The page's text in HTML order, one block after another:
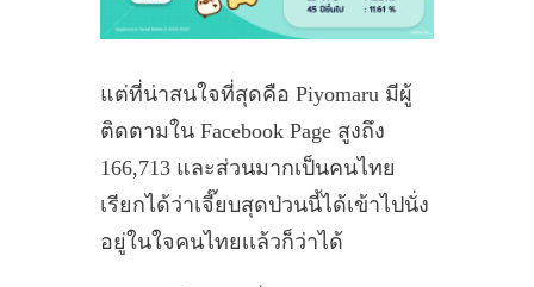
แต่ที่น่าสนใจที่สุดคือ Piyomaru มีผู้
ติดตามใน Facebook Page สูงถึง
166,713 และส่วนมากเป็นคนไทย
เรียกได้ว่าเจี๊ยบสุดป่วนนี้ได้เข้าไปนั่ง
อยู่ในใจคนไทยเเล้วก็ว่าได้